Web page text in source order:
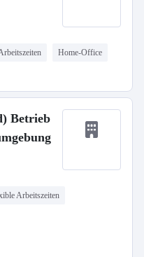
Home-Office
Betrieb
Arbeitszeiten